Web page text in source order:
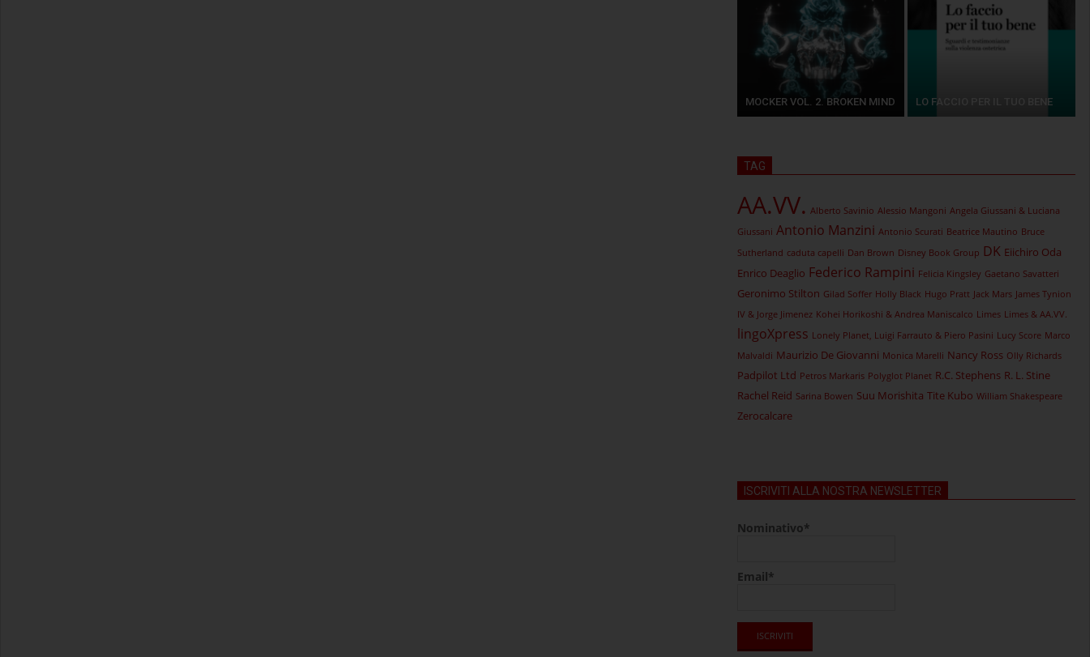
MOCKER VOL. 2. BROKEN MIND LO FACCIO PER IL TUO BENE
TAG
AA.VV. Alberto Savinio Alessio Mangoni Angela Giussani & Luciana
Giussani Antonio Manzini Antonio Scurati Beatrice Mautino Bruce
Sutherland caduta capelli Dan Brown Disney Book Group DK Eiichiro Oda
Enrico Deaglio Federico Rampini Felicia Kingsley Gaetano Savatteri
Geronimo Stilton Gilad Soffer Holly Black Hugo Pratt Jack Mars James Tynion
IV & Jorge Jimenez Kohei Horikoshi & Andrea Maniscalco Limes Limes & AA.VV.
lingoXpress Lonely Planet, Luigi Farrauto & Piero Pasini Lucy Score Marco
Malvaldi Maurizio De Giovanni Monica Marelli Nancy Ross Olly Richards
Padpilot Ltd Petros Markaris Polyglot Planet R.C. Stephens R. L. Stine
Rachel Reid Sarina Bowen Suu Morishita Tite Kubo William Shakespeare
Zerocalcare
ISCRIVITI ALLA NOSTRA NEWSLETTER
Nominativo*
Email*